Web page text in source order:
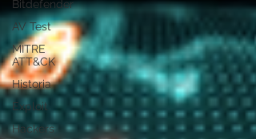
Bitdefender
AV Test
MITRE
ATT&CK
Historia
Exploit
Hackers